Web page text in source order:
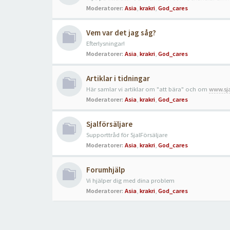
Moderatorer: Asia, krakri, God_cares
Vem var det jag såg?
Efterlysningar!
Moderatorer: Asia, krakri, God_cares
Artiklar i tidningar
Här samlar vi artiklar om "att bära" och om
Moderatorer: Asia, krakri, God_cares
Sjalförsäljare
Supporttråd för SjalFörsäljare
Moderatorer: Asia, krakri, God_cares
Forumhjälp
Vi hjälper dig med dina problem
Moderatorer: Asia, krakri, God_cares